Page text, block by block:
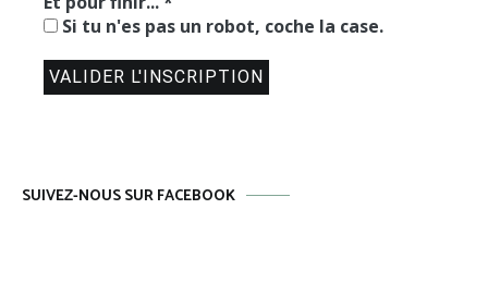
Si tu n'es pas un robot, coche la case.
SUIVEZ-NOUS SUR FACEBOOK